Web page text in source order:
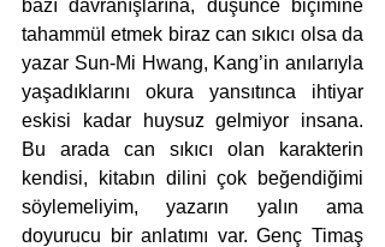
bazı davranışlarına, düşünce biçimine
tahammül etmek biraz can sıkıcı olsa da
yazar Sun-Mi Hwang, Kang’in anılarıyla
yaşadıklarını okura yansıtınca ihtiyar
eskisi kadar huysuz gelmiyor insana.
Bu arada can sıkıcı olan karakterin
kendisi, kitabın dilini çok beğendiğimi
söylemeliyim, yazarın yalın ama
doyurucu bir anlatımı var. Genç Timaş